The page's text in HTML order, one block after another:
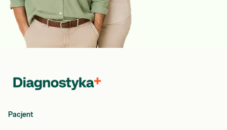
Pacjent